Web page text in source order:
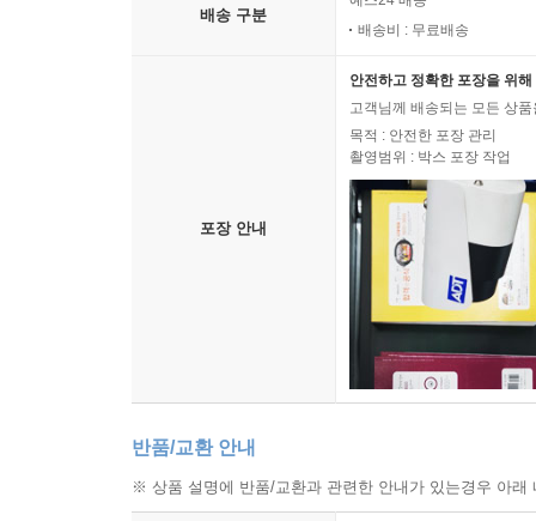
배송 구분
배송비 : 무료배송
포장 안내
안전하고 정확한 포장을 위
고객님께 배송되는 모든 상
목적 : 안전한 포장 관리
촬영범위 : 박스 포장 작업
반품/교환 안내
※ 상품 설명에 반품/교환과 관련한 안내가 있는경우 아